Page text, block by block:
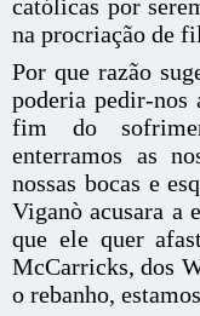
católicas por
na procriação de
Por que razão
poderia pedir-nos
fim do
enterramos as
nossas bocas e
Viganò acusara a
que ele quer
McCarricks, dos
o rebanho,